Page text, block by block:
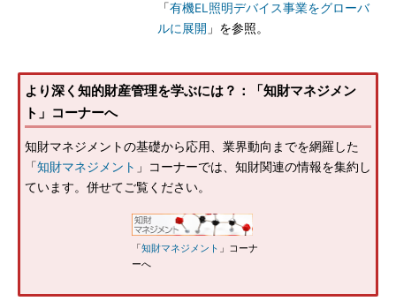
「有機EL照明デバイス事業をグローバ
ルに展開 」を参照。
より深く知的財産管理を学ぶには？：「知財マネジメン
ト」コーナーへ
知財マネジメントの基礎から応用、業界動向までを網羅した
「知財マネジメント 」コーナーでは、知財関連の情報を集約し
ています。併せてご覧ください。
「知財マネジメント 」コーナ
ーへ